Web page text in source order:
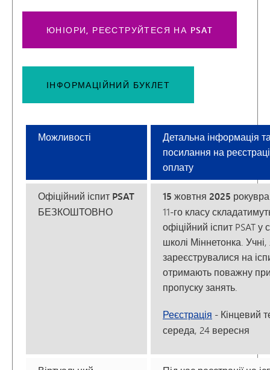
ЮНІОРИ, РЕЄСТРУЙТЕСЯ НА PSAT
ІНФОРМАЦІЙНИЙ БУКЛЕТ
Можливості
Детальна інформація
посилання на
оплату
Офіційний іспит PSAT
БЕЗКОШТОВНО
15 жовтня 2025 року
11-го класу
офіційний іспит PSAT у
школі Міннетонка. Учні,
зареєструвалися на
отримають поважну
пропуску занять.
Реєстрація - Кінцевий
середа, 24 вересня